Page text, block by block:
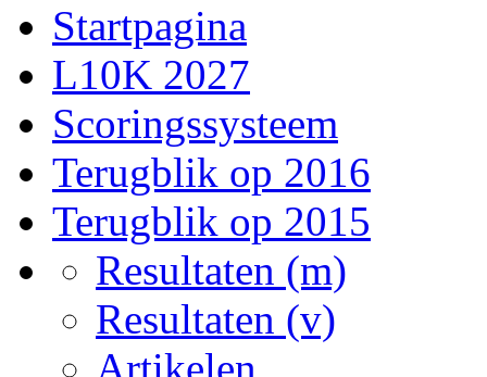
Startpagina
L10K 2027
Scoringssysteem
Terugblik op 2016
Terugblik op 2015
Resultaten (m)
Resultaten (v)
Artikelen